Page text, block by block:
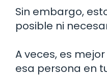
Sin embargo,
posible ni
A veces, es
esa persona en